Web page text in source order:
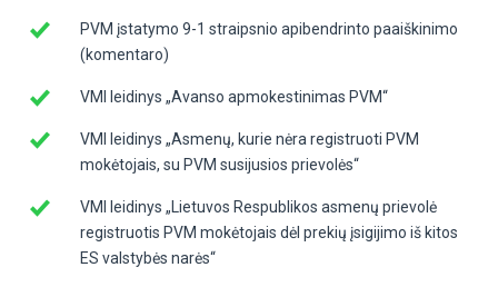
PVM įstatymo 9-1 straipsnio apibendrinto paaiškinimo
(komentaro)
VMI leidinys „Avanso apmokestinimas PVM“
VMI leidinys „Asmenų, kurie nėra registruoti PVM
mokėtojais, su PVM susijusios prievolės“
VMI leidinys „Lietuvos Respublikos asmenų prievolė
registruotis PVM mokėtojais dėl prekių įsigijimo iš kitos
ES valstybės narės“